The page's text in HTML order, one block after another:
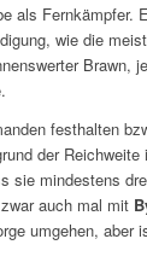
als Fernkämpfer.
wie die
Brawn,
festhalten
der Reichweite
sie mindestens
auch mal mit
umgehen, aber